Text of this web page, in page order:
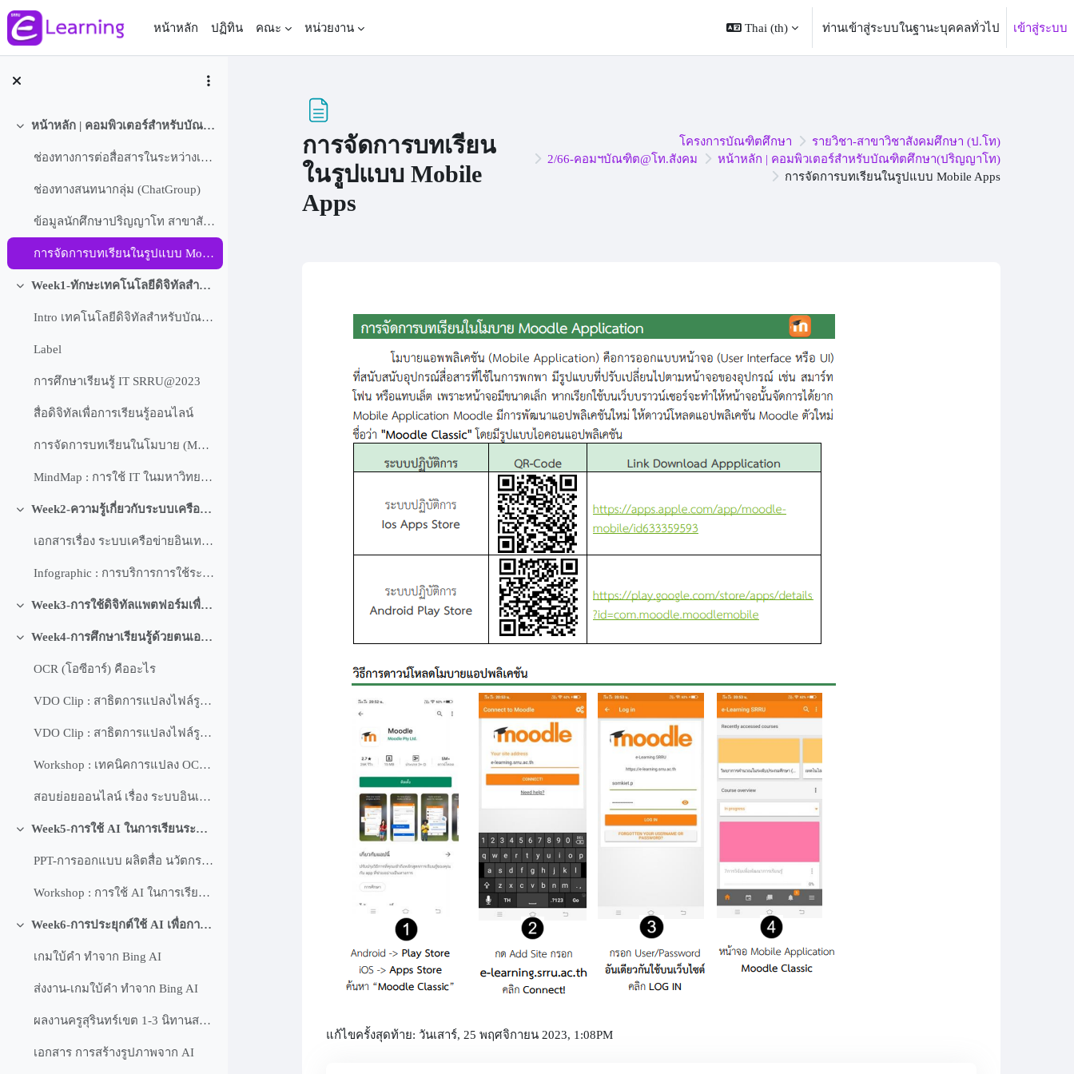
ข้ามไปที่เนื้อหาหลัก
หน้าหลัก
ปฏิทิน คณะ หน่วยงาน Thai ‎(th)‎ ท่านเข้าสู่ระบบในฐานะบุคคลทั่วไป เข้าสู่ระบบ
หน้าหลัก | คอมพิวเตอร์สำหรับบัณฑิตศึกษา(ปริญญาโท)
ช่องทางการต่อสื่อสารในระหว่างเรีนยน
ช่องทางสนทนากลุ่ม (ChatGroup)
ข้อมูลนักศึกษาปริญญาโท สาขาสังคมศึกษา รุ่น 10 ปี 2566
การจัดการบทเรียนในรูปแบบ Mobile Apps
Week1-ทักษะเทคโนโลยีดิจิทัลสำหรับบัณฑิตศึกษาสู่สังคมดิจิทัลในอนาคต
Intro เทคโนโลยีดิจิทัลสำหรับบัณฑิตศึกษา2023
Label
การศึกษาเรียนรู้ IT SRRU@2023
สื่อดิจิทัลเพื่อการเรียนรู้ออนไลน์
การจัดการบทเรียนในโมบาย (Mobile Application)
MindMap : การใช้ IT ในมหาวิทยาลัยราชภัฏสุรินทร์
Week2-ความรู้เกี่ยวกับระบบเครือข่ายอินเทอร์เน็ต : การสื่อสารคอมพิวเตอร์
เอกสารเรื่อง ระบบเครือข่ายอินเทอร์เน็ต
Infographic : การบริการการใช้ระบบ IT มหาวิทยาลัยราชภัฏสุรินทร์
Week3-การใช้ดิจิทัลแพตฟอร์มเพื่อการศึกษาของ Microsoft
Week4-การศึกษาเรียนรู้ด้วยตนเองผ่าน VDO Clip และสอบย่อยออนไลน์
OCR (โอซีอาร์) คืออะไร
VDO Clip : สาธิตการแปลงไฟล์รูปภาพเป็นข้อความ ด้วย Line
VDO Clip : สาธิตการแปลงไฟล์รูปภาพเป็นข้อความ OCR ด้วย Google Document
Workshop : เทคนิคการแปลง OCR เป็น ข้อความ
สอบย่อยออนไลน์ เรื่อง ระบบอินเทอร์เน็ต
Week5-การใช้ AI ในการเรียนระดับบัณฑิตศึกษา
PPT-การออกแบบ ผลิตสื่อ นวัตกรรมทางการศึกษา AI สำหรับการศึกษา
Workshop : การใช้ AI ในการเรียนระดับบัณฑิตศึกษา
Week6-การประยุกต์ใช้ AI เพื่อการศึกษา
เกมใบ้คำ ทำจาก Bing AI
ส่งงาน-เกมใบ้คำ ทำจาก Bing AI
ผลงานครูสุรินทร์เขต 1-3 นิทานสร้างจาก AI
เอกสาร การสร้างรูปภาพจาก AI
การจัดการบทเรียน
ในรูปแบบ Mobile
Apps
โครงการบัณฑิตศึกษา
รายวิชา-สาขาวิชาสังคมศึกษา (ป.โท)
2/66-คอมฯบัณฑิต@โท.สังคม
หน้าหลัก | คอมพิวเตอร์สำหรับบัณฑิตศึกษา(ปริญญาโท)
การจัดการบทเรียนในรูปแบบ Mobile Apps
แก้ไขครั้งสุดท้าย: วันเสาร์, 25 พฤศจิกายน 2023, 1:08PM